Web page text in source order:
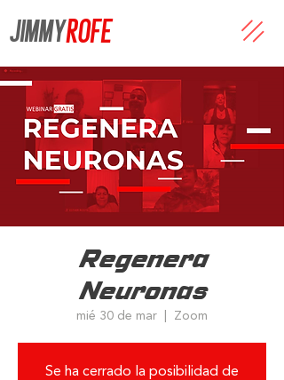
JIMMYROFE
Regenera
Neuronas
mié 30 de mar Zoom
Se ha cerrado la posibilidad de